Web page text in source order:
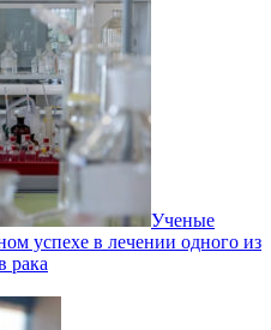
Ученые
успехе в лечении одного из
рака